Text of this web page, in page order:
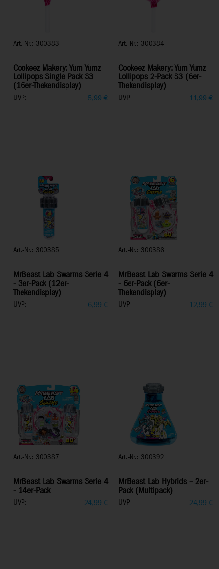
Art.-Nr.: 300383
Cookeez Makery: Yum Yumz
Lollipops Single Pack S3
(16er-Thekendisplay)
UVP: 5,99 €
Art.-Nr.: 300384
Cookeez Makery: Yum Yumz
Lollipops 2-Pack S3 (6er-
Thekendisplay)
UVP: 11,99 €
Art.-Nr.: 300385
MrBeast Lab Swarms Serie 4
- 3er-Pack (12er-
Thekendisplay)
UVP: 6,99 €
Art.-Nr.: 300386
MrBeast Lab Swarms Serie 4
- 6er-Pack (6er-
Thekendisplay)
UVP: 12,99 €
Art.-Nr.: 300387
MrBeast Lab Swarms Serie 4
- 14er-Pack
UVP: 24,99 €
Art.-Nr.: 300392
MrBeast Lab Hybrids – 2er-
Pack (Multipack)
UVP: 24,99 €